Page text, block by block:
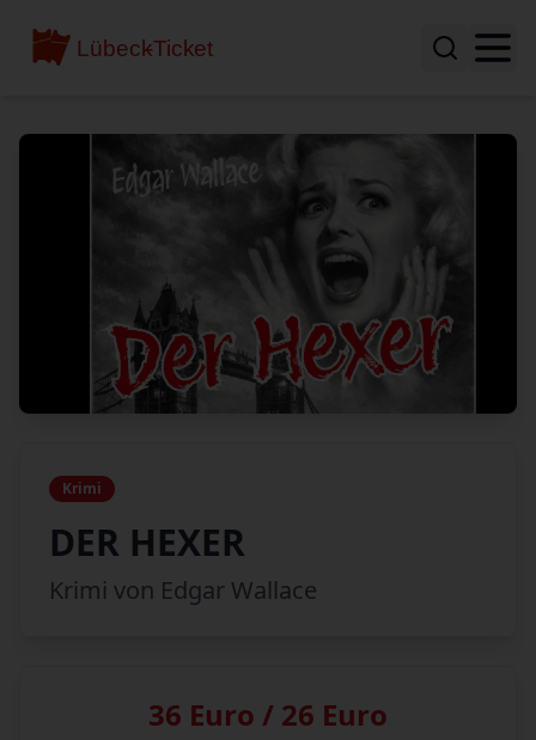
Krimi
DER HEXER
Krimi von Edgar Wallace
36 Euro / 26 Euro